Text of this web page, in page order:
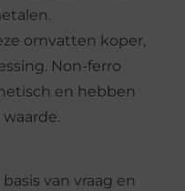
omvatten koper,
Non-ferro
en hebben
van vraag en